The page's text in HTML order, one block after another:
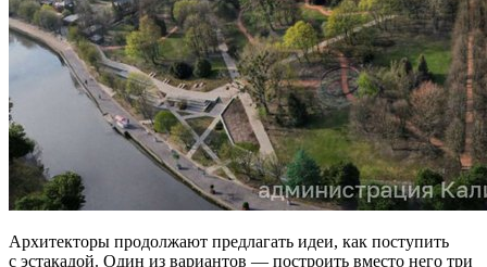
Архитекторы продолжают предлагать идеи, как поступить
с эстакадой. Один из вариантов — построить вместо него три